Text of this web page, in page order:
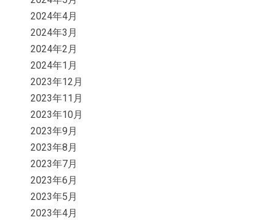
2024年4月
2024年3月
2024年2月
2024年1月
2023年12月
2023年11月
2023年10月
2023年9月
2023年8月
2023年7月
2023年6月
2023年5月
2023年4月